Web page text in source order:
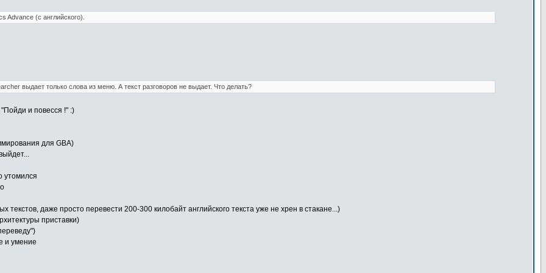
Advance (с английского).
выдает только слова из меню. А текст разговоров не выдает. Что делать?
и повесся !" :)
для GBA)
утомился
даже просто перевести 200-300 килобайт английского текста уже не хрен в стакане...)
приставки)
и умение